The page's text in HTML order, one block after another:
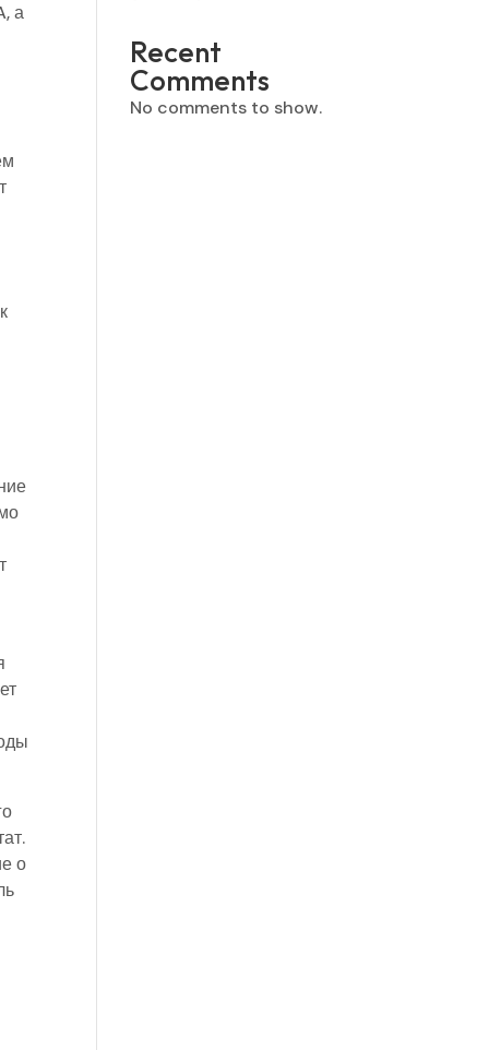
а
о
Recent
Comments
No comments to show.